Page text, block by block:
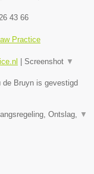
43 66
Practice
Screenshot ▼
de Bruyn is gevestigd
Ontslag, ▼